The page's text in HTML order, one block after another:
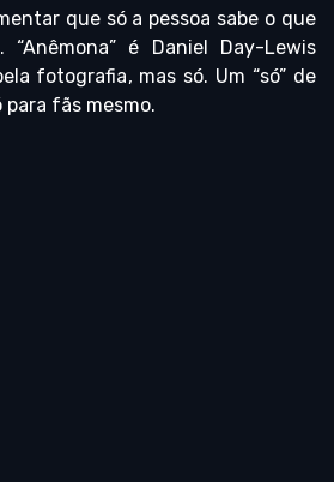
que só a pessoa sabe o que
é Daniel Day-Lewis
fotografia, mas só. Um “só” de
para fãs mesmo.